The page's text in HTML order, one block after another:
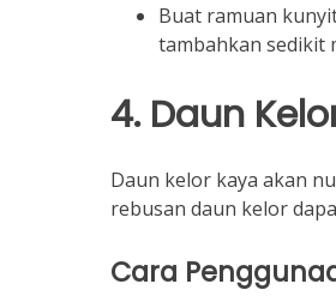
Buat ramuan
tambahkan sedikit
4. Daun
Daun kelor kaya akan
rebusan daun kelor
Cara